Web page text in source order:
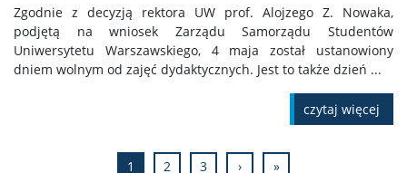
Zgodnie z decyzją rektora UW prof. Alojzego Z. Nowaka,
podjętą na wniosek Zarządu Samorządu Studentów
Uniwersytetu Warszawskiego, 4 maja został ustanowiony
dniem wolnym od zajęć dydaktycznych. Jest to także dzień ...
czytaj więcej
1 2 3 › »